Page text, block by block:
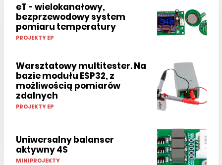
eT - wielokanałowy,
bezprzewodowy system
pomiaru temperatury
PROJEKTY EP
Warsztatowy multitester. Na
bazie modułu ESP32, z
możliwością pomiarów
zdalnych
PROJEKTY EP
Uniwersalny balanser
aktywny 4S
MINIPROJEKTY